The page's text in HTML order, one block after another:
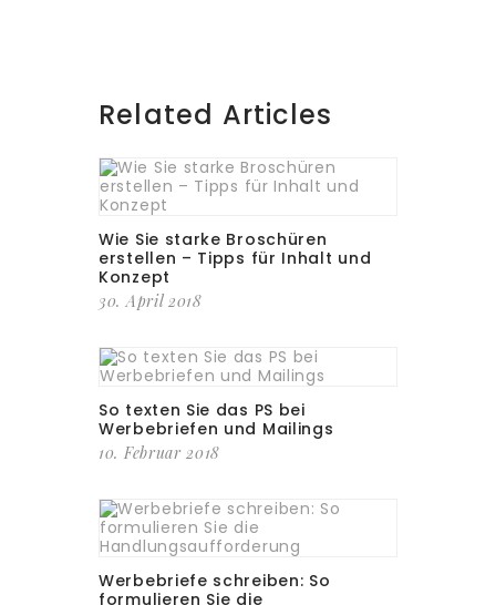
Related Articles
Wie Sie starke Broschüren
erstellen – Tipps für Inhalt und
Konzept
30. April 2018
So texten Sie das PS bei
Werbebriefen und Mailings
10. Februar 2018
Werbebriefe schreiben: So
formulieren Sie die